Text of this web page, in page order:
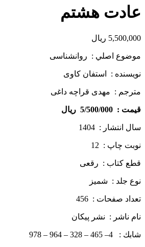
عادت هشتم
5,500,000 ریال
موضوع اصلي : روانشناسی
نويسنده : استفان کاوی
مترجم : مهدی قراچه داغی
قيمت : 5/500/000 ريال
سال انتشار : 1404
نوبت چاپ : 12
قطع كتاب : رقعی
نوع جلد : شمیز
تعداد صفحات : 456
نام ناشر : نشر پيكان
شابك : 4– 465 – 328 – 964 – 978